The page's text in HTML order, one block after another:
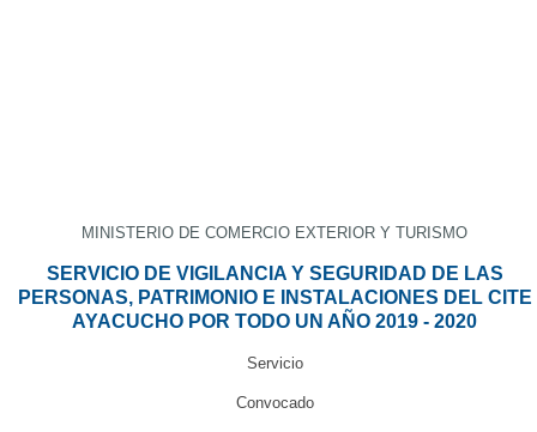
MINISTERIO DE COMERCIO EXTERIOR Y TURISMO
SERVICIO DE VIGILANCIA Y SEGURIDAD DE LAS
PERSONAS, PATRIMONIO E INSTALACIONES DEL CITE
AYACUCHO POR TODO UN AÑO 2019 - 2020
Servicio
Convocado